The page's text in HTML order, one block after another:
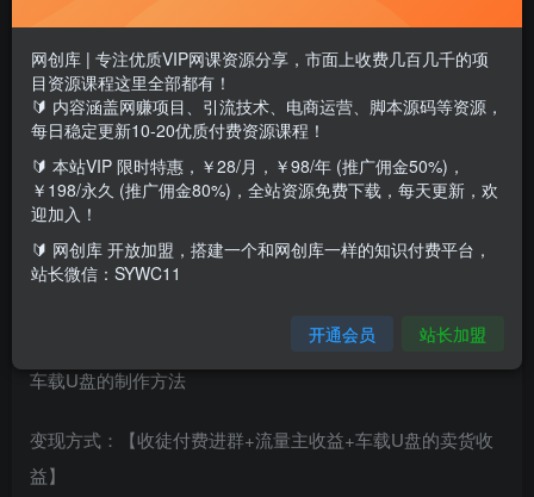
本教程包含全网音乐资源的下载
短视频矩阵起号包含的平台
起号的技巧和讲解
车载U盘的制作方法
变现方式：【收徒付费进群+流量主收益+车载U盘的卖货收
益】
网创库 | 专注优质VIP网课资源分享，市面上收费几百几千的项
目资源课程这里全部都有！
🔰 内容涵盖网赚项目、引流技术、电商运营、脚本源码等资源，
每日稳定更新10-20优质付费资源课程！
🔰 本站VIP 限时特惠，￥28/月，￥98/年 (推广佣金50%)，
￥198/永久 (推广佣金80%)，全站资源免费下载，每天更新，欢
迎加入！
🔰 网创库 开放加盟，搭建一个和网创库一样的知识付费平台，
站长微信：SYWC11
开通会员 站长加盟